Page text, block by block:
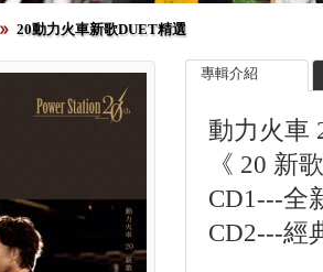
20動力火車新歌DUET精選
專輯介紹
動力火車
《 20 新
CD1---全
CD2---經